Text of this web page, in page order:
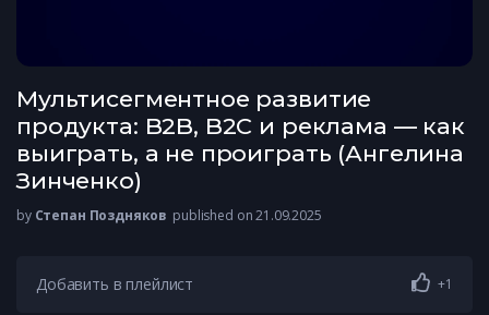
Мультисегментное развитие
продукта: B2B, B2C и реклама — как
выиграть, а не проиграть (Ангелина
Зинченко)
by Степан Поздняков published on 21.09.2025
Добавить в плейлист +1